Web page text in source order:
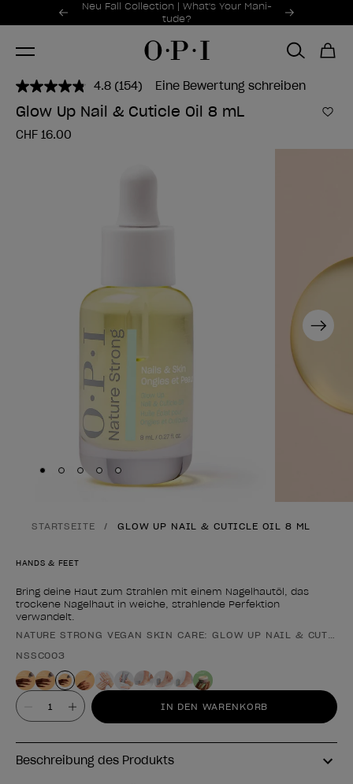
Sonderangebote
Neu Fall Collection | What's Your Mani-
tude?
Item 1 of 2
4.8 154
Bewertungen
lesen..
(154) Eine Bewertung schreiben
Glow Up Nail & Cuticle Oil 8 mL Zur
CHF 16.00
Next
Skip to slide
Skip to slide
Skip to slide
Skip to slide4
Skip to slide
STARTSEITE GLOW UP NAIL & CUTICLE OIL 8 ML
HANDS & FEET
Bring deine Haut zum Strahlen mit einem Nagelhautöl, das
trockene Nagelhaut in weiche, strahlende Perfektion
verwandelt.
Form des Produkts
NATURE STRONG VEGAN SKIN CARE: GLOW UP NAIL &
NSSC003
Wert IN DEN WARENKORB
Beschreibung des Produkts